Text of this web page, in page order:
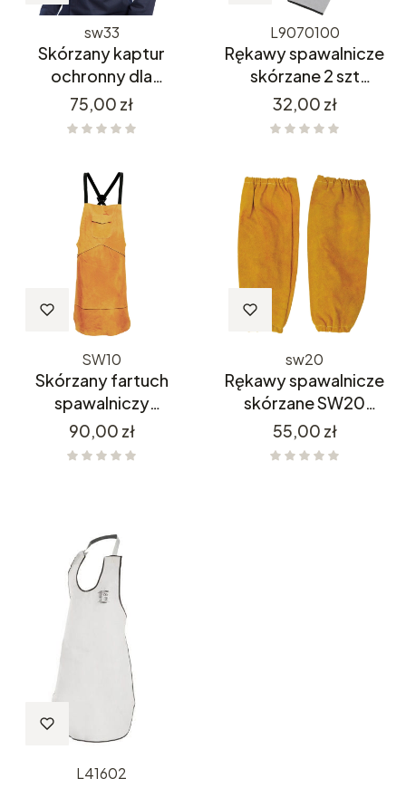
sw33
Skórzany kaptur
ochronny dla
spawacza PORTWEST
SW33
Cena
75,00 zł
L9070100
Rękawy spawalnicze
skórzane 2 szt
L9070100
Cena
32,00 zł
SW10
Skórzany fartuch
spawalniczy
PORTWEST SW10
Cena
90,00 zł
sw20
Rękawy spawalnicze
skórzane SW20
Portwest
Cena
55,00 zł
L41602